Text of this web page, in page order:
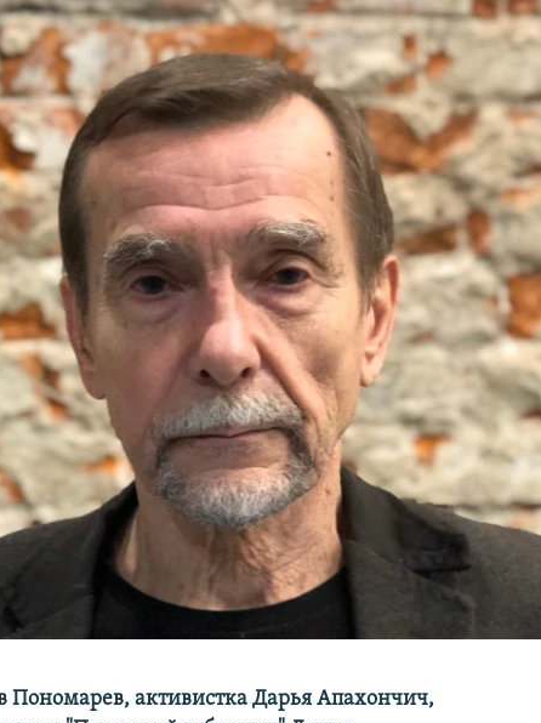
Пономарев, активистка Дарья Апахончич,